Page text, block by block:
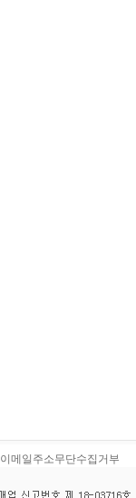
이메일주소무단수집거부